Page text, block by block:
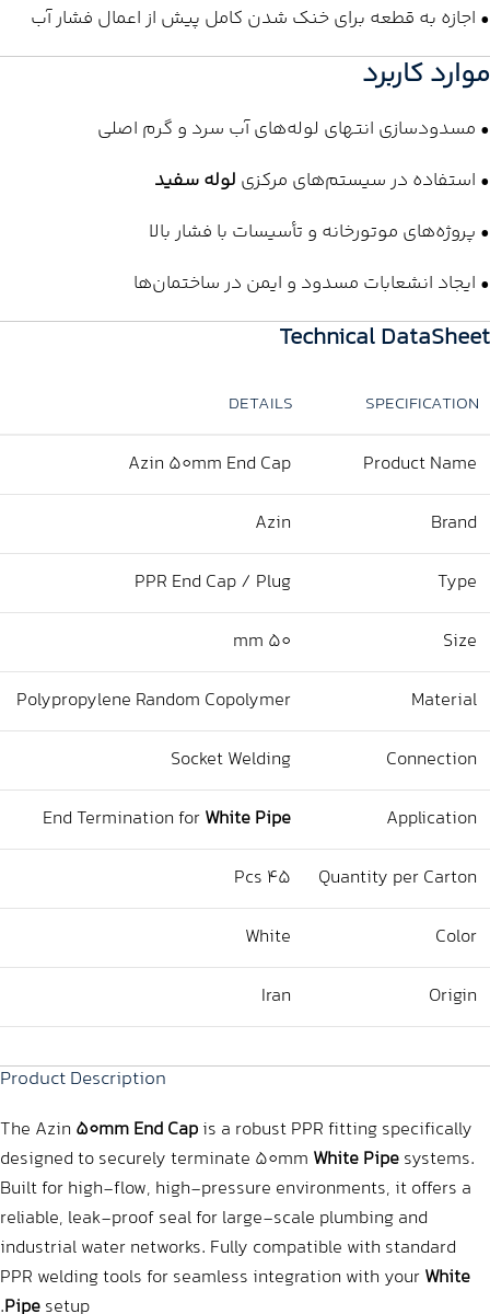
• اجازه به قطعه برای خنک شدن کامل پیش از اعمال فشار آب
موارد کاربرد
• مسدودسازی انتهای لوله‌های آب سرد و گرم اصلی
• استفاده در سیستم‌های مرکزی لوله سفید
• پروژه‌های موتورخانه و تأسیسات با فشار بالا
• ایجاد انشعابات مسدود و ایمن در ساختمان‌ها
Technical DataSheet
SPECIFICATION
DETAILS
Product Name
Azin 50mm End Cap
Brand
Azin
Type
PPR End Cap / Plug
Size
50 mm
Material
Polypropylene Random Copolymer
Connection
Socket Welding
Application
End Termination forWhite Pipe
Quantity per Carton
45 Pcs
Color
White
Origin
Iran
Product Description
The Azin 50mm End Capis a robust PPR fitting specifically
designed to securely terminate 50mm White Pipesystems.
Built for high-flow, high-pressure environments, it offers a
reliable, leak-proof seal for large-scale plumbing and
industrial water networks. Fully compatible with standard
PPR welding tools for seamless integration with yourWhite
Pipesetup.